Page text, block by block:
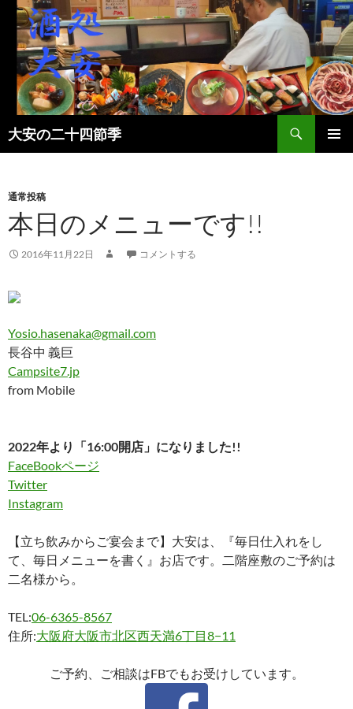
大安の二十四節季
検
索
ン
へ
キ
プ
通常投稿
本日のメニューです!!
2016年11月22日 コメントする
Yosio.hasenaka@gmail.com
長谷中 義巨
Campsite7.jp
from Mobile
2022年より「16:00開店」になりました!!
FaceBookページ
Twitter
Instagram
【立ち飲みからご宴会まで】大安は、『毎日仕入れをし
て、毎日メニューを書く』お店です。二階座敷のご予約は
二名様から。
TEL:06-6365-8567
住所:大阪府大阪市北区西天満6丁目8−11
ご予約、ご相談はFBでもお受けしています。